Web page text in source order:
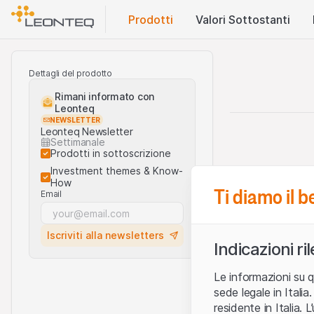
Prodotti Valori Sottostanti
Dettagli del prodotto
Rimani informato con
Leonteq
NEWSLETTER
Leonteq Newsletter
Settimanale
Prodotti in sottoscrizione
Investment themes & Know-
How
Email
Iscriviti alla newsletters
Ti diamo il
Indicazioni
Le informazioni su
sede legale in
residente in Italia.